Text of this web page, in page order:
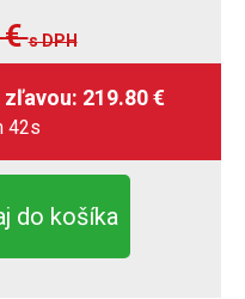
s DPH
41s